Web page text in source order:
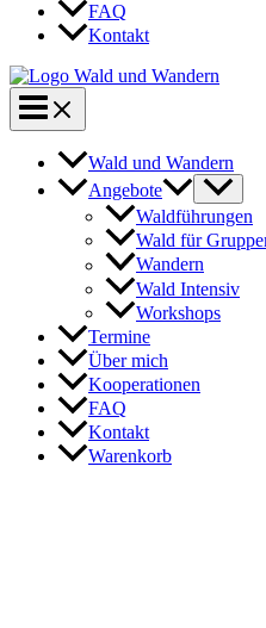
FAQ
Kontakt
Wald und Wandern
Angebote
Waldführungen
Wald für
Wandern
Wald Intensiv
Workshops
Termine
Über mich
Kooperationen
FAQ
Kontakt
Warenkorb